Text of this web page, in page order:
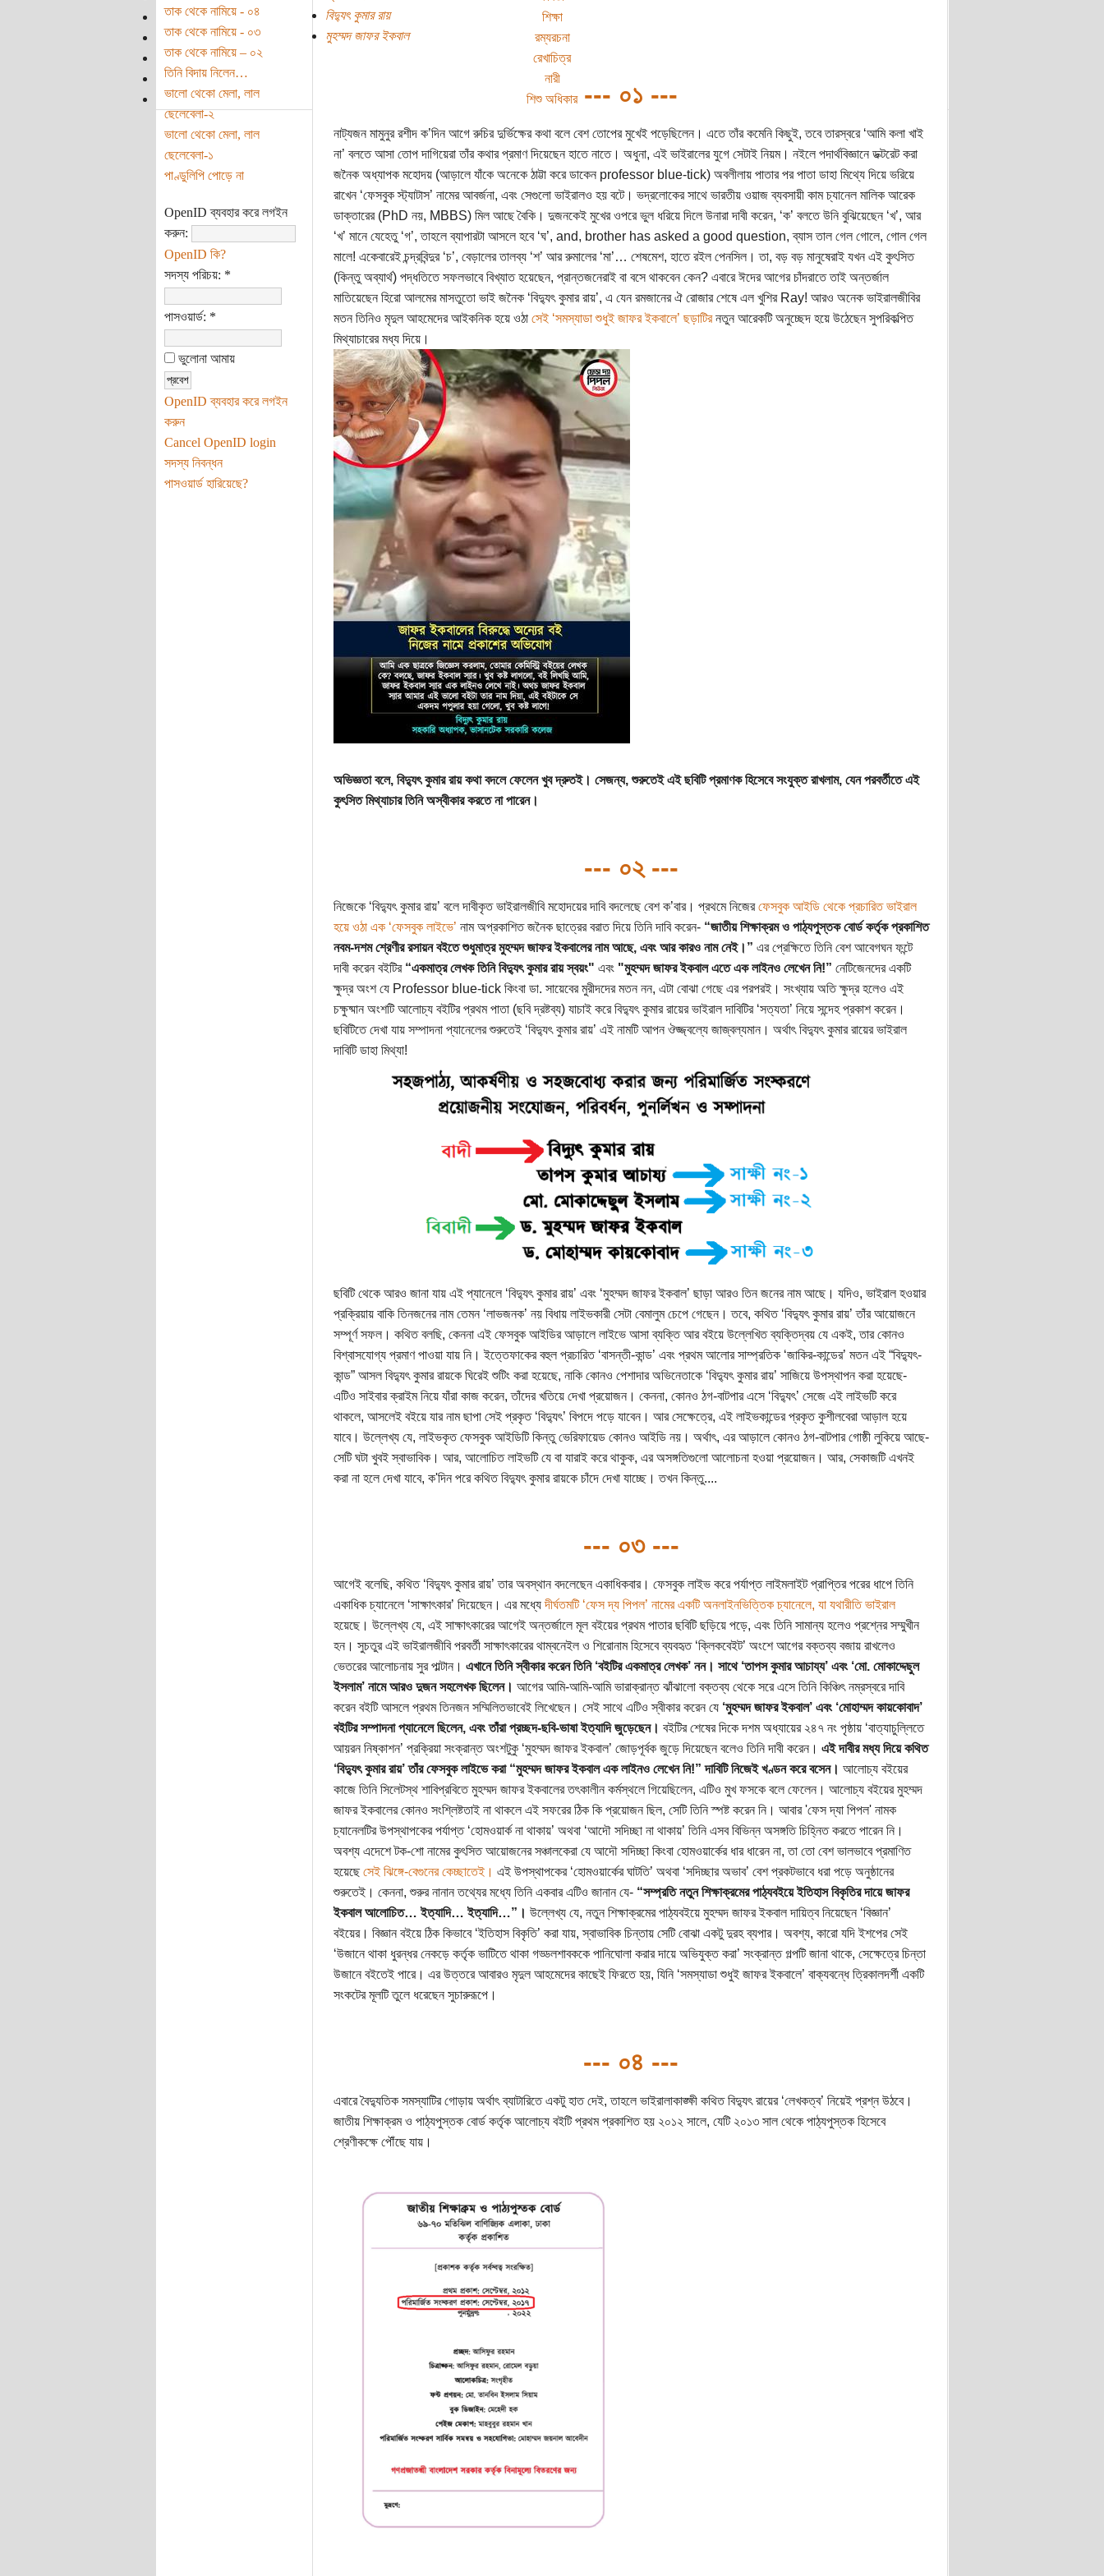
শিক্ষা
রম্যরচনা
রেখাচিত্র
নারী
শিশু অধিকার
তাক থেকে নামিয়ে - ০৪
তাক থেকে নামিয়ে - ০৩
তাক থেকে নামিয়ে – ০২
তিনি বিদায় নিলেন…
ভালো থেকো মেলা, লাল
ছেলেবেলা-২
ভালো থেকো মেলা, লাল
ছেলেবেলা-১
পাণ্ডুলিপি পোড়ে না
OpenID ব্যবহার করে লগইন
করুন:
OpenID কি?
সদস্য পরিচয়: *
পাসওয়ার্ড: *
ভুলোনা আমায়
OpenID ব্যবহার করে লগইন
করুন
Cancel OpenID login
সদস্য নিবন্ধন
পাসওয়ার্ড হারিয়েছে?
বিদ্যুৎ কুমার রায়
মুহম্মদ জাফর ইকবাল
--- ০১ ---
নাট্যজন মামুনুর রশীদ ক’দিন আগে রুচির দুর্ভিক্ষের কথা বলে বেশ তোপের মুখেই পড়েছিলেন। এতে তাঁর কমেনি কিছুই, তবে তারস্বরে ‘আমি কলা খাই
না’ বলতে আসা তোপ দাগিয়েরা তাঁর কথার প্রমাণ দিয়েছেন হাতে নাতে। অধুনা, এই ভাইরালের যুগে সেটাই নিয়ম। নইলে পদার্থবিজ্ঞানে ডক্টরেট করা
জনৈক অধ্যাপক মহোদয় (আড়ালে যাঁকে অনেকে ঠাট্টা করে ডাকেন professor blue-tick) অবলীলায় পাতার পর পাতা ডাহা মিথ্যে দিয়ে ভরিয়ে
রাখেন ‘ফেসবুক স্ট্যাটাস’ নামের আবর্জনা, এবং সেগুলো ভাইরালও হয় বটে। ভদ্রলোকের সাথে ভারতীয় ওয়াজ ব্যবসায়ী কাম চ্যানেল মালিক আরেক
ডাক্তারের (PhD নয়, MBBS) মিল আছে বৈকি। দুজনকেই মুখের ওপরে ভুল ধরিয়ে দিলে উনারা দাবী করেন, ‘ক’ বলতে উনি বুঝিয়েছেন ‘খ’, আর
‘খ’ মানে যেহেতু ‘গ’, তাহলে ব্যাপারটা আসলে হবে ‘ঘ’, and, brother has asked a good question, ব্যাস তাল গেল গোলে, গোল গেল
মালে! একেবারেই চন্দ্রবিন্দুর ‘চ’, বেড়ালের তালব্য ‘শ’ আর রুমালের ‘মা’… শেষমেশ, হাতে রইল পেনসিল। তা, বড় বড় মানুষেরাই যখন এই কুৎসিত
(কিন্তু অব্যার্থ) পদ্ধতিতে সফলভাবে বিখ্যাত হয়েছেন, প্রান্তজনেরাই বা বসে থাকবেন কেন? এবারে ঈদের আগের চাঁদরাতে তাই অন্তর্জাল
মাতিয়েছেন হিরো আলমের মাসতুতো ভাই জনৈক ‘বিদ্যুৎ কুমার রায়’, এ যেন রমজানের ঐ রোজার শেষে এল খুশির Ray! আরও অনেক ভাইরালজীবির
মতন তিনিও মৃদুল আহমেদের আইকনিক হয়ে ওঠা সেই ‘সমস্যাডা শুধুই জাফর ইকবালে’ ছড়াটিরনতুন আরেকটি অনুচ্ছেদ হয়ে উঠেছেন সুপরিকল্পিত
মিথ্যাচারের মধ্য দিয়ে।
অভিজ্ঞতা বলে, বিদ্যুৎ কুমার রায় কথা বদলে ফেলেন খুব দ্রুতই। সেজন্য, শুরুতেই এই ছবিটি প্রমাণক হিসেবে সংযুক্ত রাখলাম, যেন পরবর্তীতে এই
কুৎসিত মিথ্যাচার তিনি অস্বীকার করতে না পারেন।
--- ০২ ---
নিজেকে ‘বিদ্যুৎ কুমার রায়’ বলে দাবীকৃত ভাইরালজীবি মহোদয়ের দাবি বদলেছে বেশ ক’বার। প্রথমে নিজেরফেসবুক আইডি থেকে প্রচারিত ভাইরাল
হয়ে ওঠা এক ‘ফেসবুক লাইভে’ নাম অপ্রকাশিত জনৈক ছাত্রের বরাত দিয়ে তিনি দাবি করেন- “জাতীয় শিক্ষাক্রম ও পাঠ্যপুস্তক বোর্ড কর্তৃক প্রকাশিত
নবম-দশম শ্রেণীর রসায়ন বইতে শুধুমাত্র মুহম্মদ জাফর ইকবালের নাম আছে, এবং আর কারও নাম নেই।” এর প্রেক্ষিতে তিনি বেশ আবেগঘন ফন্টে
দাবী করেন বইটির “একমাত্র লেখক তিনি বিদ্যুৎ কুমার রায় স্বয়ং" এবং "মুহম্মদ জাফর ইকবাল এতে এক লাইনও লেখেন নি!” নেটিজেনদের একটি
ক্ষুদ্র অংশ যে Professor blue-tick কিংবা ডা. সায়েবের মুরীদদের মতন নন, এটা বোঝা গেছে এর পরপরই। সংখ্যায় অতি ক্ষুদ্র হলেও এই
চক্ষুষ্মান অংশটি আলোচ্য বইটির প্রথম পাতা (ছবি দ্রষ্টব্য) যাচাই করে বিদ্যুৎ কুমার রায়ের ভাইরাল দাবিটির ‘সত্যতা’ নিয়ে সন্দেহ প্রকাশ করেন।
ছবিটিতে দেখা যায় সম্পাদনা প্যানেলের শুরুতেই ‘বিদ্যুৎ কুমার রায়’ এই নামটি আপন ঔজ্জ্বল্যে জাজ্বল্যমান। অর্থাৎ বিদ্যুৎ কুমার রায়ের ভাইরাল
দাবিটি ডাহা মিথ্যা!
ছবিটি থেকে আরও জানা যায় এই প্যানেলে ‘বিদ্যুৎ কুমার রায়’ এবং ‘মুহম্মদ জাফর ইকবাল’ ছাড়া আরও তিন জনের নাম আছে। যদিও, ভাইরাল হওয়ার
প্রক্রিয়ায় বাকি তিনজনের নাম তেমন ‘লাভজনক’ নয় বিধায় লাইভকারী সেটা বেমালুম চেপে গেছেন। তবে, কথিত ‘বিদ্যুৎ কুমার রায়’ তাঁর আয়োজনে
সম্পূর্ণ সফল। কথিত বলছি, কেননা এই ফেসবুক আইডির আড়ালে লাইভে আসা ব্যক্তি আর বইয়ে উল্লেখিত ব্যক্তিদ্বয় যে একই, তার কোনও
বিশ্বাসযোগ্য প্রমাণ পাওয়া যায় নি। ইত্তেফাকের বহুল প্রচারিত ‘বাসন্তী-কান্ড’ এবং প্রথম আলোর সাম্প্রতিক ‘জাকির-কান্ডের’ মতন এই “বিদ্যুৎ-
কান্ড” আসল বিদ্যুৎ কুমার রায়কে ঘিরেই শুটিং করা হয়েছে, নাকি কোনও পেশাদার অভিনেতাকে ‘বিদ্যুৎ কুমার রায়’ সাজিয়ে উপস্থাপন করা হয়েছে-
এটিও সাইবার ক্রাইম নিয়ে যাঁরা কাজ করেন, তাঁদের খতিয়ে দেখা প্রয়োজন। কেননা, কোনও ঠগ-বাটপার এসে ‘বিদ্যুৎ’ সেজে এই লাইভটি করে
থাকলে, আসলেই বইয়ে যার নাম ছাপা সেই প্রকৃত ‘বিদ্যুৎ’ বিপদে পড়ে যাবেন। আর সেক্ষেত্রে, এই লাইভকান্ডের প্রকৃত কুশীলবেরা আড়াল হয়ে
যাবে। উল্লেখ্য যে, লাইভকৃত ফেসবুক আইডিটি কিন্তু ভেরিফায়েড কোনও আইডি নয়। অর্থাৎ, এর আড়ালে কোনও ঠগ-বাটপার গোষ্ঠী লুকিয়ে আছে-
সেটি ঘটা খুবই স্বাভাবিক। আর, আলোচিত লাইভটি যে বা যারাই করে থাকুক, এর অসঙ্গতিগুলো আলোচনা হওয়া প্রয়োজন। আর, সেকাজটি এখনই
করা না হলে দেখা যাবে, ক'দিন পরে কথিত বিদ্যুৎ কুমার রায়কে চাঁদে দেখা যাচ্ছে। তখন কিন্তু....
--- ০৩ ---
আগেই বলেছি, কথিত ‘বিদ্যুৎ কুমার রায়’ তার অবস্থান বদলেছেন একাধিকবার। ফেসবুক লাইভ করে পর্যাপ্ত লাইমলাইট প্রাপ্তির পরের ধাপে তিনি
একাধিক চ্যানেলে ‘সাক্ষাৎকার’ দিয়েছেন। এর মধ্যেদীর্ঘতমটি ‘ফেস দ্য পিপল’ নামের একটি অনলাইনভিত্তিক চ্যানেলে, যা যথারীতি ভাইরাল
হয়েছে। উল্লেখ্য যে, এই সাক্ষাৎকারের আগেই অন্তর্জালে মূল বইয়ের প্রথম পাতার ছবিটি ছড়িয়ে পড়ে, এবং তিনি সামান্য হলেও প্রশ্নের সম্মুখীন
হন। সুচতুর এই ভাইরালজীবি পরবর্তী সাক্ষাৎকারের থাম্বনেইল ও শিরোনাম হিসেবে ব্যবহৃত ‘ক্লিকবেইট’ অংশে আগের বক্তব্য বজায় রাখলেও
ভেতরের আলোচনায় সুর পাল্টান। এখানে তিনি স্বীকার করেন তিনি ‘বইটির একমাত্র লেখক’ নন। সাথে ‘তাপস কুমার আচায্য’ এবং ‘মো. মোকাদ্দেছুল
ইসলাম’ নামে আরও দুজন সহলেখক ছিলেন। আগের আমি-আমি-আমি ভারাক্রান্ত ঝাঁঝালো বক্তব্য থেকে সরে এসে তিনি কিঞ্চিৎ নম্রস্বরে দাবি
করেন বইটি আসলে প্রথম তিনজন সম্মিলিতভাবেই লিখেছেন। সেই সাথে এটিও স্বীকার করেন যে ‘মুহম্মদ জাফর ইকবাল’ এবং ‘মোহাম্মদ কায়কোবাদ’
বইটির সম্পাদনা প্যানেলে ছিলেন, এবং তাঁরা প্রচ্ছদ-ছবি-ভাষা ইত্যাদি জুড়েছেন। বইটির শেষের দিকে দশম অধ্যায়ের ২৪৭ নং পৃষ্ঠায় ‘বাত্যাচুল্লিতে
আয়রন নিষ্কাশন’ প্রক্রিয়া সংক্রান্ত অংশটুকু ‘মুহম্মদ জাফর ইকবাল’ জোড়পূর্বক জুড়ে দিয়েছেন বলেও তিনি দাবী করেন। এই দাবীর মধ্য দিয়ে কথিত
‘বিদ্যুৎ কুমার রায়’ তাঁর ফেসবুক লাইভে করা “মুহম্মদ জাফর ইকবাল এক লাইনও লেখেন নি!” দাবিটি নিজেই খণ্ডন করে বসেন। আলোচ্য বইয়ের
কাজে তিনি সিলেটস্থ শাবিপ্রবিতে মুহম্মদ জাফর ইকবালের তৎকালীন কর্মস্থলে গিয়েছিলেন, এটিও মুখ ফসকে বলে ফেলেন। আলোচ্য বইয়ের মুহম্মদ
জাফর ইকবালের কোনও সংশ্লিষ্টতাই না থাকলে এই সফরের ঠিক কি প্রয়োজন ছিল, সেটি তিনি স্পষ্ট করেন নি। আবার 'ফেস দ্যা পিপল' নামক
চ্যানেলটির উপস্থাপকের পর্যাপ্ত ‘হোমওয়ার্ক না থাকায়’ অথবা ‘আদৌ সদিচ্ছা না থাকায়’ তিনি এসব বিভিন্ন অসঙ্গতি চিহ্নিত করতে পারেন নি।
অবশ্য এদেশে টক-শো নামের কুৎসিত আয়োজনের সঞ্চালকেরা যে আদৌ সদিচ্ছা কিংবা হোমওয়ার্কের ধার ধারেন না, তা তো বেশ ভালভাবে প্রমাণিত
হয়েছেসেই ঝিঙ্গে-বেগুনের কেচ্ছাতেই। এই উপস্থাপকের ‘হোমওয়ার্কের ঘাটতি’ অথবা ‘সদিচ্ছার অভাব’ বেশ প্রকটভাবে ধরা পড়ে অনুষ্ঠানের
শুরুতেই। কেননা, শুরুর নানান তথ্যের মধ্যে তিনি একবার এটিও জানান যে- “সম্প্রতি নতুন শিক্ষাক্রমের পাঠ্যবইয়ে ইতিহাস বিকৃতির দায়ে জাফর
ইকবাল আলোচিত… ইত্যাদি… ইত্যাদি…”। উল্লেখ্য যে, নতুন শিক্ষাক্রমের পাঠ্যবইয়ে মুহম্মদ জাফর ইকবাল দায়িত্ব নিয়েছেন ‘বিজ্ঞান’
বইয়ের। বিজ্ঞান বইয়ে ঠিক কিভাবে ‘ইতিহাস বিকৃতি’ করা যায়, স্বাভাবিক চিন্তায় সেটি বোঝা একটু দুরহ ব্যপার। অবশ্য, কারো যদি ইশপের সেই
‘উজানে থাকা ধুরন্ধর নেকড়ে কর্তৃক ভাটিতে থাকা গড্ডলশাবককে পানিঘোলা করার দায়ে অভিযুক্ত করা’ সংক্রান্ত গল্পটি জানা থাকে, সেক্ষেত্রে চিন্তা
উজানে বইতেই পারে। এর উত্তরে আবারও মৃদুল আহমেদের কাছেই ফিরতে হয়, যিনি ‘সমস্যাডা শুধুই জাফর ইকবালে’ বাক্যবন্ধে ত্রিকালদর্শী একটি
সংকটের মূলটি তুলে ধরেছেন সুচারুরূপে।
--- ০৪ ---
এবারে বৈদ্যুতিক সমস্যাটির গোড়ায় অর্থাৎ ব্যাটারিতে একটু হাত দেই, তাহলে ভাইরালাকাঙ্ক্ষী কথিত বিদ্যুৎ রায়ের ‘লেখকত্ব’ নিয়েই প্রশ্ন উঠবে।
জাতীয় শিক্ষাক্রম ও পাঠ্যপুস্তক বোর্ড কর্তৃক আলোচ্য বইটি প্রথম প্রকাশিত হয় ২০১২ সালে, যেটি ২০১৩ সাল থেকে পাঠ্যপুস্তক হিসেবে
শ্রেণীকক্ষে পৌঁছে যায়।